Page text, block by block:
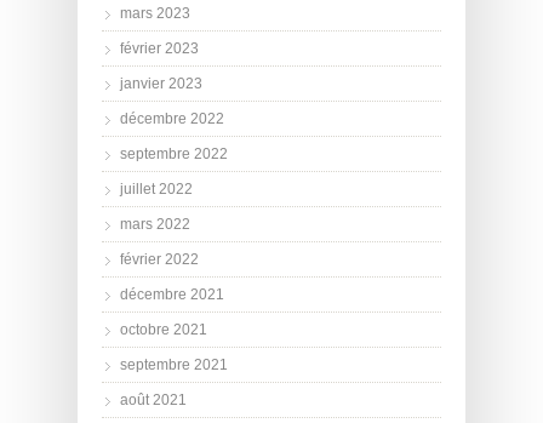
mars 2023
février 2023
janvier 2023
décembre 2022
septembre 2022
juillet 2022
mars 2022
février 2022
décembre 2021
octobre 2021
septembre 2021
août 2021